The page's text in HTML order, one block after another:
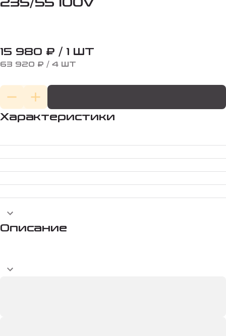
15 980 ₽ / 1 ШТ
63 920 ₽ / 4 ШТ
Характеристики
Описание